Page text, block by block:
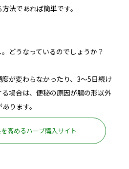
法であれば簡単です。
どうなっているのでしょうか？
が変わらなかったり、3～5日続け
場合は、便秘の原因が腸の形以外
ります。
高めるハーブ購入サイト